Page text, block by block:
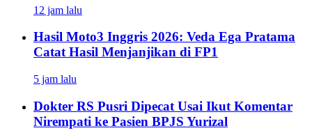
12 jam lalu
Hasil Moto3 Inggris 2026: Veda Ega Pratama
Catat Hasil Menjanjikan di FP1
5 jam lalu
Dokter RS Pusri Dipecat Usai Ikut Komentar
Nirempati ke Pasien BPJS Yurizal